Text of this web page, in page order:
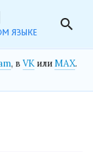
search
, в VK илиMAX.